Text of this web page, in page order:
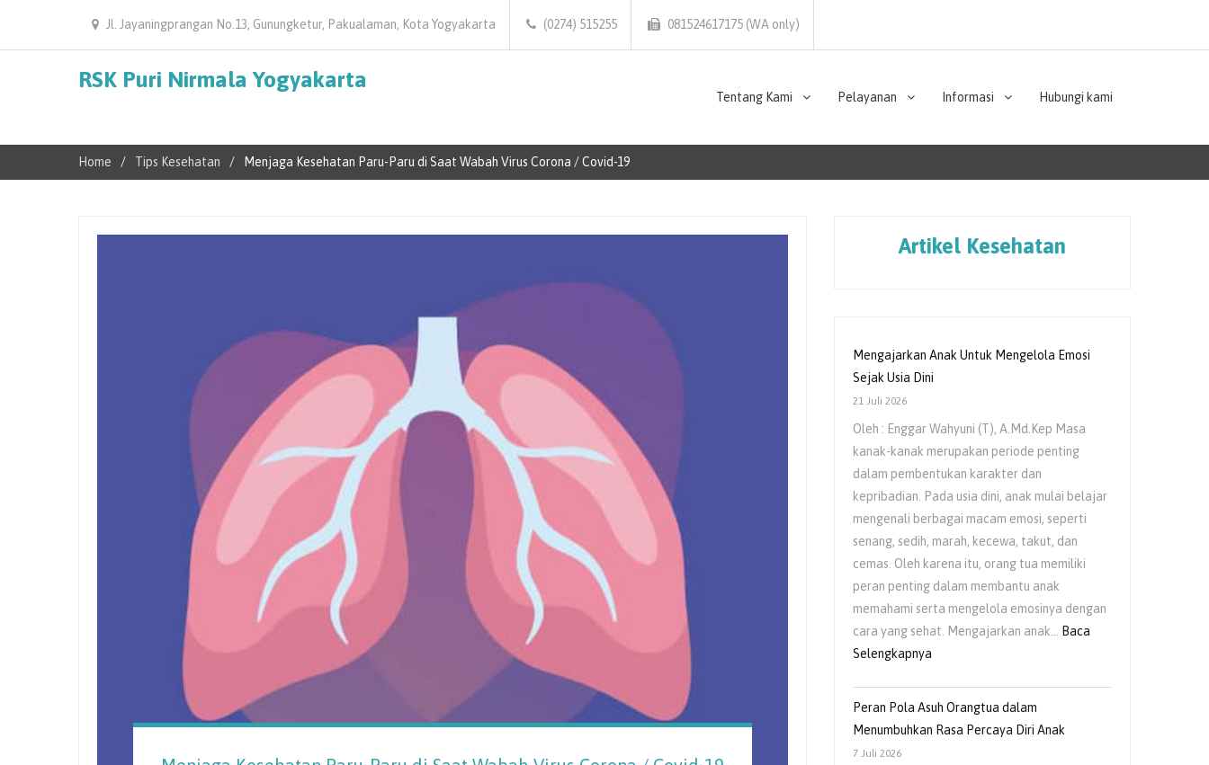
Jl. Jayaningprangan No.13, Gunungketur, Pakualaman, Kota Yogyakarta (0274) 515255 081524617175 (WA only)
RSK Puri Nirmala Yogyakarta
Tentang Kami Pelayanan Informasi Hubungi kami
Home Tips Kesehatan Menjaga Kesehatan Paru-Paru di Saat Wabah Virus Corona / Covid-19
Artikel Kesehatan
Mengajarkan Anak Untuk Mengelola Emosi
Sejak Usia Dini
21 Juli 2026
Oleh : Enggar Wahyuni (T), A.Md.Kep Masa
kanak-kanak merupakan periode penting
dalam pembentukan karakter dan
kepribadian. Pada usia dini, anak mulai belajar
mengenali berbagai macam emosi, seperti
senang, sedih, marah, kecewa, takut, dan
cemas. Oleh karena itu, orang tua memiliki
peran penting dalam membantu anak
memahami serta mengelola emosinya dengan
cara yang sehat. Mengajarkan anak…
Baca
Selengkapnya
Peran Pola Asuh Orangtua dalam
Menumbuhkan Rasa Percaya Diri Anak
7 Juli 2026